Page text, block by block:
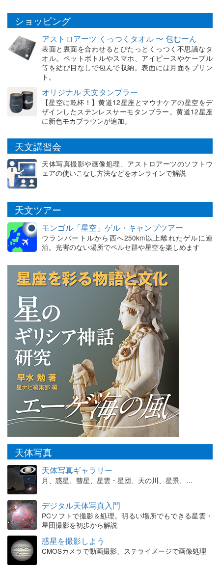
ショッピング
アストロアーツ くっつくタオル 〜 包むーん
表面と裏面を合わせるとぴたっとくっつく不思議なタ
オル。ペットボトルやスマホ、アイピースやケーブル
等を結び目なしで包んで収納。表面には月面をプリン
ト。
オリジナル 天文タンブラー
【星空に乾杯！】黄道12星座とマウナケアの星空をデ
ザインしたステンレスサーモタンブラー。黄道12星座
に新色モカブラウンが追加。
天文講習会
天体写真撮影や画像処理、アストロアーツのソフトウ
ェアの使いこなし方法などをオンラインで解説
天文ツアー
モンゴル「星空」ゲル・キャンプツアー
ウランバートルから西へ250km以上離れたゲルに連
泊。光害のない場所でペルセ群や星空を楽しめます
天体写真
天体写真ギャラリー
月、惑星、彗星、星雲・星団、天の川、星景、…
デジタル天体写真入門
PCソフトで撮影＆処理。明るい場所でもできる星雲・
星団撮影を初歩から解説
惑星を撮影しよう
CMOSカメラで動画撮影、ステライメージで画像処理